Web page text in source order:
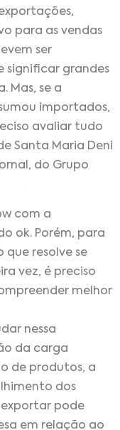
para as vendas
ser
significar grandes
Mas, se a
importados,
avaliar tudo
Santa Maria Deni
do Grupo
com a
ok. Porém, para
que resolve se
vez, é preciso
melhor
nessa
da carga
de produtos, a
dos
exportar pode
em relação ao